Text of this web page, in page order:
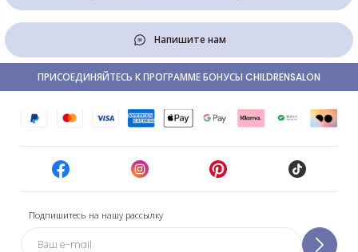
Напишите нам
Подпишитесь на нашу рассылку
ПРИСОЕДИНЯЙТЕСЬ К ПРОГРАММЕ БОНУСЫ CHILDRENSALON